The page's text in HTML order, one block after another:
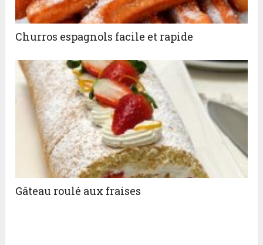
Churros espagnols facile et rapide
Gâteau roulé aux fraises